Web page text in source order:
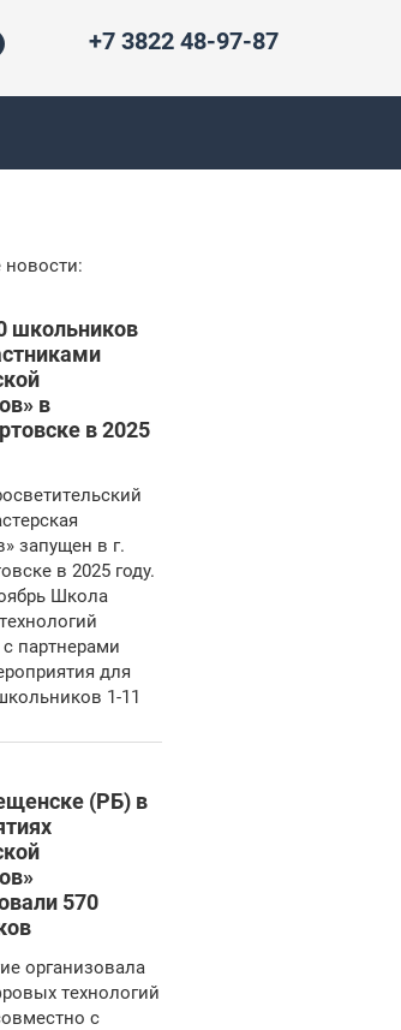
+7 3822 48-97-87
школьников
в
в 2025
запущен в г.
в 2025 году.
Школа
партнерами
для
1-11
(РБ) в
570
организовала
технологий
с